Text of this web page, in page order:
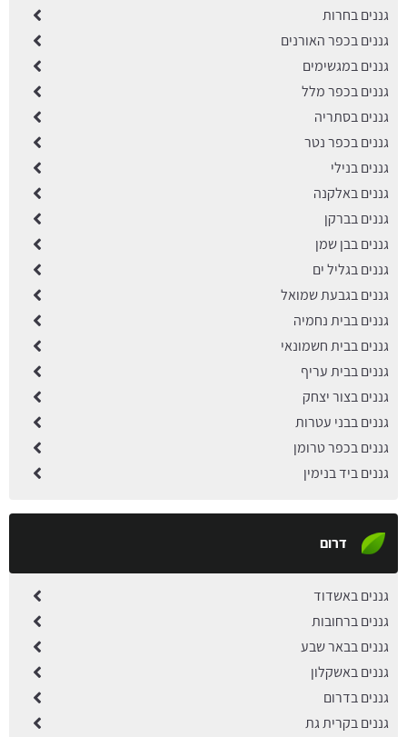
גננים בחרות
גננים בכפר האורנים
גננים במגשימים
גננים בכפר מלל
גננים בסתריה
גננים בכפר נטר
גננים בנילי
גננים באלקנה
גננים בברקן
גננים בבן שמן
גננים בגליל ים
גננים בגבעת שמואל
גננים בבית נחמיה
גננים בבית חשמונאי
גננים בבית עריף
גננים בצור יצחק
גננים בבני עטרות
גננים בכפר טרומן
גננים ביד בנימין
דרום
גננים באשדוד
גננים ברחובות
גננים בבאר שבע
גננים באשקלון
גננים בדרום
גננים בקרית גת